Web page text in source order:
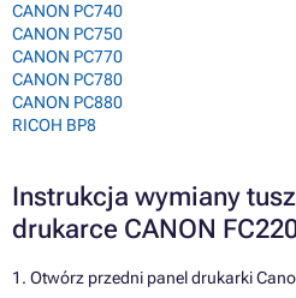
CANON PC740
CANON PC750
CANON PC770
CANON PC780
CANON PC880
RICOH BP8
Instrukcja wymiany
drukarce CANON
1. Otwórz przedni panel drukarki